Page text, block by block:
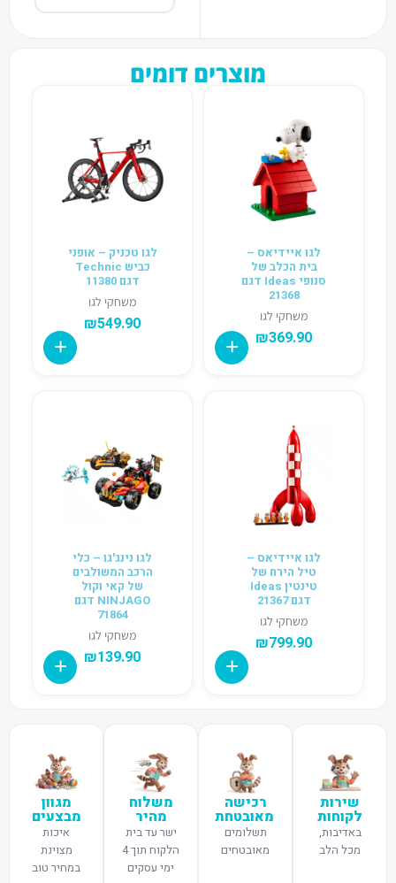
מוצרים דומים
לגו איידיאס –
בית הכלב של
סנופי Ideas דגם
21368
משחקי לגו
₪369.90
לגו טכניק – אופני
כביש Technic
דגם 11380
משחקי לגו
₪549.90
לגו איידיאס –
טיל הירח של
טינטין Ideas
דגם 21367
משחקי לגו
₪799.90
לגו נינג'גו – כלי
הרכב המשולבים
של קאי וקול
NINJAGO דגם
71864
משחקי לגו
₪139.90
שירות
לקוחות
באדיבות,
מכל הלב
רכישה
מאובטחת
תשלומים
מאובטחים
משלוח
מהיר
ישר עד בית
הלקוח תוך 4
ימי עסקים
מגוון
מבצעים
איכות
מצוינת
במחיר טוב